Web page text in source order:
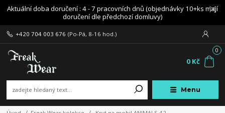
Aktuální doba doručení : 4 - 7 pracovních dnů (objednávky 10+ks mají
doručení dle předchozí domluvy)
Menu
+420 704 003 676 (Po-Pá, 8-16 hod.)
0
0 Kč